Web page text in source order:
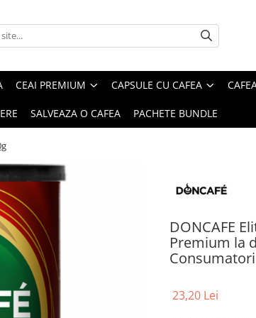
CEAI PREMIUM CAPSULE CU CAFEA
SALVEAZA O CAFEA PACHETE BUNDLE
DONCAFE
Premium la
Consumatori
23,20 Lei